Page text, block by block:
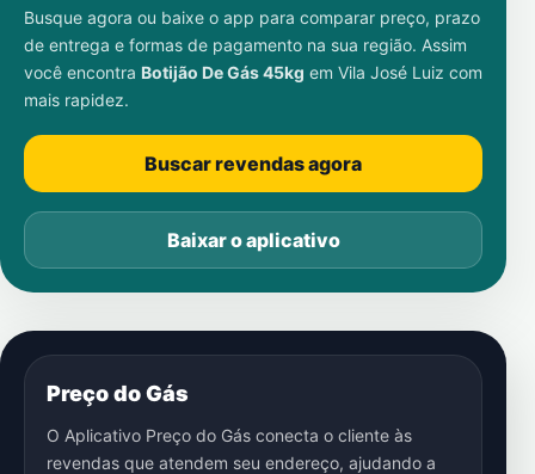
Busque agora ou baixe o app para comparar preço, prazo
de entrega e formas de pagamento na sua região. Assim
você encontra Botijão De Gás 45kg em Vila José Luiz com
mais rapidez.
Buscar revendas agora
Baixar o aplicativo
Preço do Gás
O Aplicativo Preço do Gás conecta o cliente às
revendas que atendem seu endereço, ajudando a